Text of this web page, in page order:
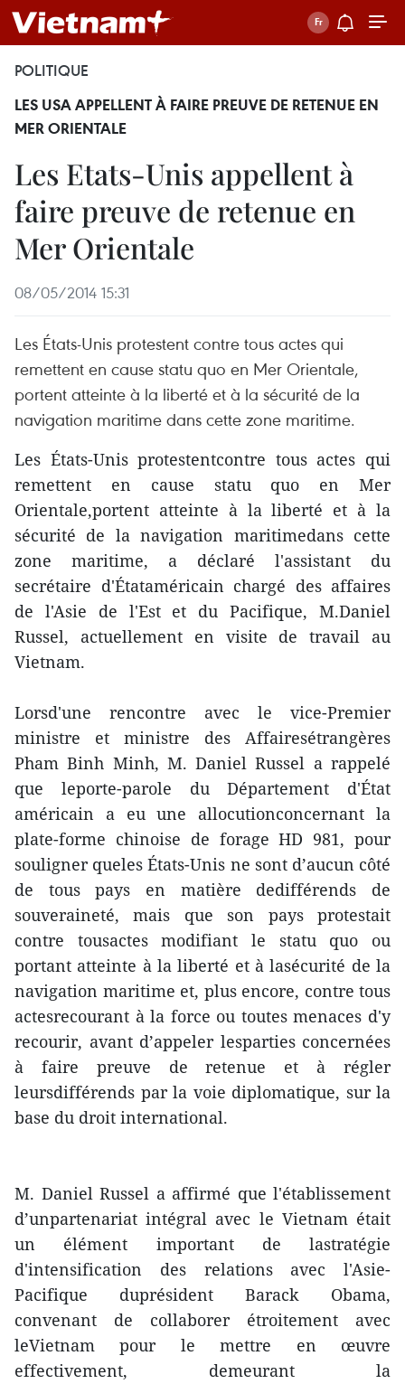
POLITIQUE
LES USA APPELLENT À FAIRE PREUVE DE RETENUE EN
MER ORIENTALE
Les Etats-Unis appellent à
faire preuve de retenue en
Mer Orientale
08/05/2014 15:31
Les États-Unis protestent contre tous actes qui
remettent en cause statu quo en Mer Orientale,
portent atteinte à la liberté et à la sécurité de la
navigation maritime dans cette zone maritime.
Les États-Unis protestentcontre tous actes qui
remettent en cause statu quo en Mer
Orientale,portent atteinte à la liberté et à la
sécurité de la navigation maritimedans cette
zone maritime, a déclaré l'assistant du
secrétaire d'Étataméricain chargé des affaires
de l'Asie de l'Est et du Pacifique, M.Daniel
Russel, actuellement en visite de travail au
Vietnam.
Lorsd'une rencontre avec le vice-Premier
ministre et ministre des Affairesétrangères
Pham Binh Minh, M. Daniel Russel a rappelé
que leporte-parole du Département d'État
américain a eu une allocutionconcernant la
plate-forme chinoise de forage HD 981, pour
souligner queles États-Unis ne sont d’aucun côté
de tous pays en matière dedifférends de
souveraineté, mais que son pays protestait
contre tousactes modifiant le statu quo ou
portant atteinte à la liberté et à lasécurité de la
navigation maritime et, plus encore, contre tous
actesrecourant à la force ou toutes menaces d'y
recourir, avant d’appeler lesparties concernées
à faire preuve de retenue et à régler
leursdifférends par la voie diplomatique, sur la
base du droit international.
M. Daniel Russel a affirmé que l'établissement
d’unpartenariat intégral avec le Vietnam était
un élément important de lastratégie
d'intensification des relations avec l'Asie-
Pacifique duprésident Barack Obama,
convenant de collaborer étroitement avec
leVietnam pour le mettre en œuvre
effectivement, demeurant la